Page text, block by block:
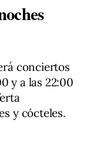
conciertos
y a las 22:00
y cócteles.